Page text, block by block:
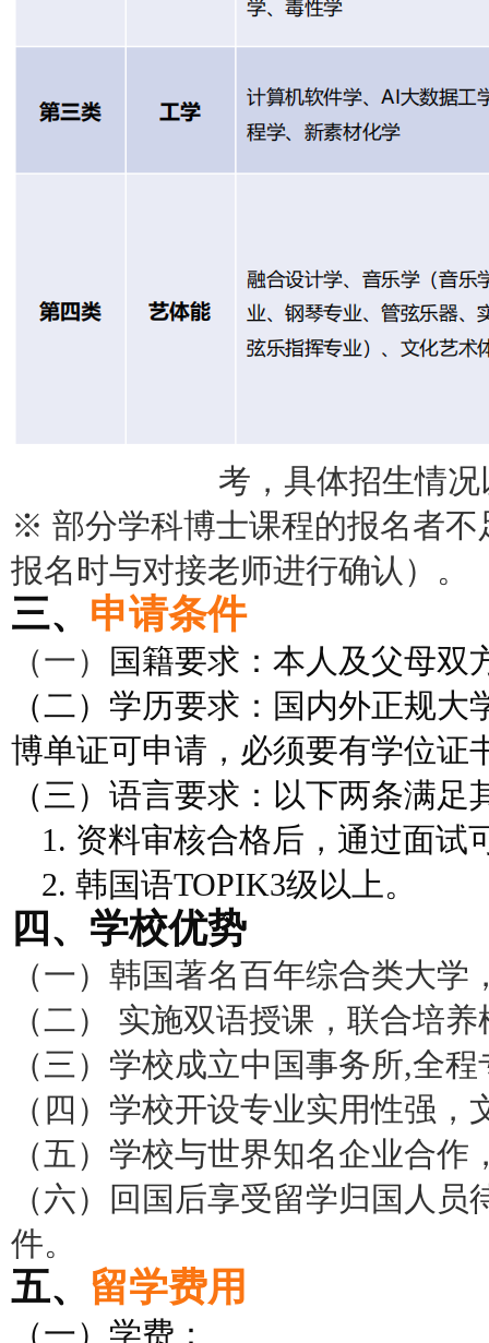
考，具体招生情
※ 部分学科博士课程的报名者
报名时与对接老师进行确认）。
三、 申请条件
（一） 国籍要求： 本人及父母双
（二） 学历要求：国内外正规大
博单证可申请，必须要有学位证
（三） 语言要求： 以下两条满足
1. 资料审核合格后，通过面试
2. 韩国语TOPIK3级以上。
四、学校优势
（一）韩国著名百年综合类大学
（二） 实施双语授课，联合培养
（三 ）学校成立中国事务所,全
（ 四 ）学校开设专业实用性强，
（五）学校与世界知名企业合作
（六）回国后享受留学归国人员
件。
五、 留学费用
（一）学费：